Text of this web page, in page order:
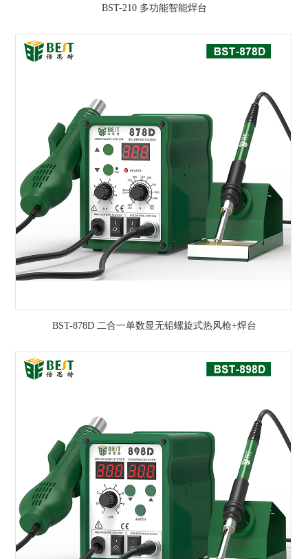
BST-210 多功能智能焊台
BST-878D 二合一单数显无铅螺旋式热风枪+焊台